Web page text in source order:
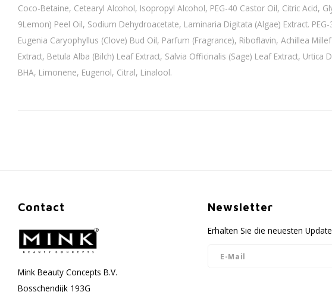
Coco-Betaine, Cetearyl Alcohol, Isopropyl Alcohol, PEG-40 Castor Oil, Citric Acid,
9Lemon) Peel Oil, Sodium Dehydroacetate, Laminaria Digitata (Algae) Extract.
Eugenia Caryophyllus (Clove) Bud Oil, Parfum (Fragrance), Riboflavin, Achillea
Extract, Betula Alba (Bilch) Leaf Extract, Salvia Officinalis (Sage) Leaf Extract, Urtica
BHA, Limonene, Eugenol, Citral, Linalool.
Contact
Mink Beauty Concepts B.V.
Bosschendijk 193G
Newsletter
Erhalten Sie die neuesten